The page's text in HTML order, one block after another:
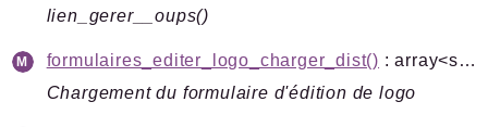
lien_gerer__oups()
formulaires_editer_logo_charger_dist()
: array<string|int, mixed>|false
Chargement du formulaire d'édition de logo